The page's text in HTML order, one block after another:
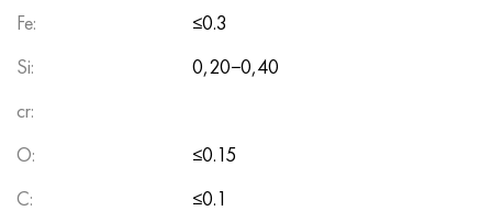
Fe:
≤0.3
Si:
0,20−0,40
cr:
O:
≤0.15
C:
≤0.1